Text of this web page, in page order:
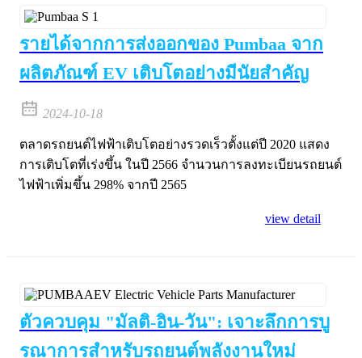
รายได้จากการส่งออกของ Pumbaa จาก
ผลิตภัณฑ์ EV เติบโตอย่างมีนัยสำคัญ
2024-10-18
ตลาดรถยนต์ไฟฟ้าเติบโตอย่างรวดเร็วตั้งแต่ปี 2020 แสดง
การเติบโตที่เร่งขึ้น ในปี 2566 จำนวนการลงทะเบียนรถยนต์
ไฟฟ้าเพิ่มขึ้น 298% จากปี 2565
view detail
ตัวควบคุม "มัลติ-อิน-วัน": เจาะลึกการบู
รณาการสำหรับรถยนต์พลังงานใหม่